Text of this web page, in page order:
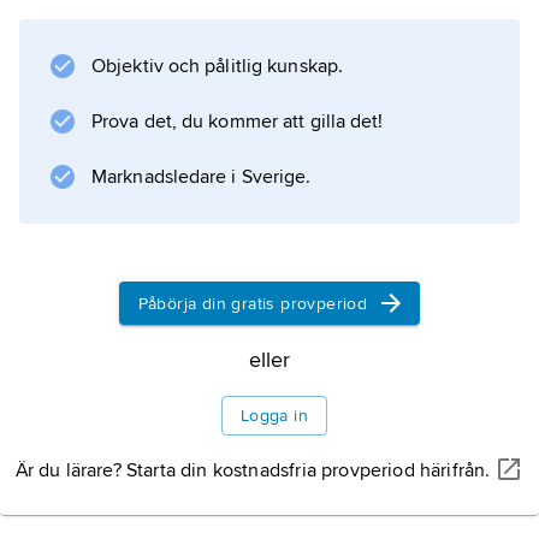
acceleration
Objektiv och pålitlig kunskap.
Prova det, du kommer att gilla det!
Marknadsledare i Sverige.
Påbörja din gratis provperiod
eller
Logga in
Är du lärare? Starta din kostnadsfria provperiod härifrån.